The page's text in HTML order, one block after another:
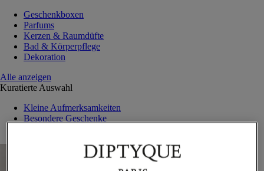
Geschenkboxen
Parfums
Kerzen & Raumdüfte
Bad & Körperpflege
Dekoration
Alle anzeigen
Kuratierte Auswahl
Kleine Aufmerksamkeiten
Besondere Geschenke